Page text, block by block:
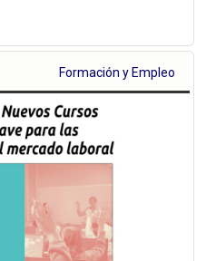
Formación y Empleo